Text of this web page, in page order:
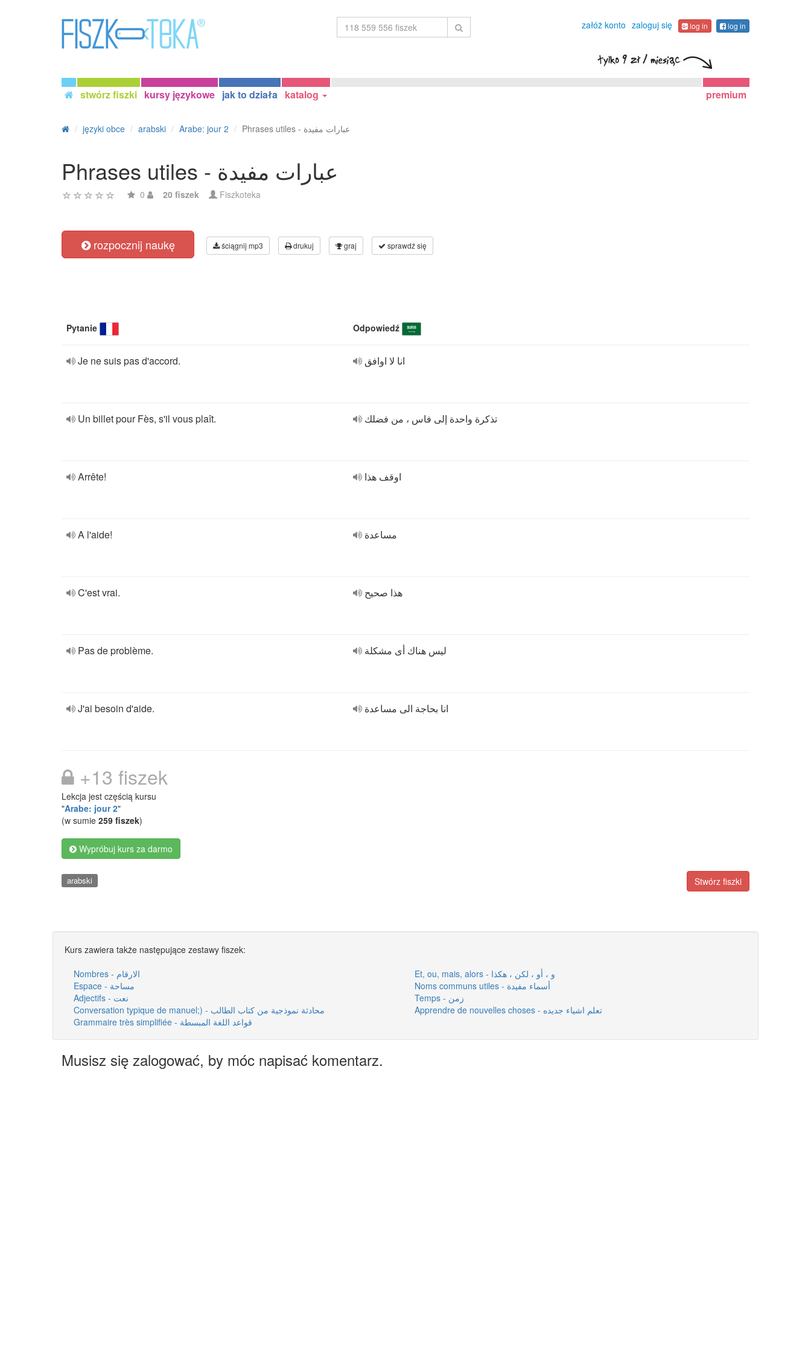
załóż konto zaloguj się log in log in
stwórz fiszki kursy językowe jak to działa katalog premium
języki obce arabski Arabe: jour 2 Phrases utiles - عبارات مفيدة
Phrases utiles - عبارات مفيدة
0 20 fiszek Fiszkoteka
rozpocznij naukę ściągnij mp3 drukuj graj sprawdź się
Pytanie Odpowiedź
Je ne suis pas d'accord. انا لا اوافق
Un billet pour Fès, s'il vous plaît. تذكرة واحدة إلى فاس ، من فضلك
Arrête! اوقف هذا
A l'aide! مساعدة
C'est vrai. هذا صحيح
Pas de problème. ليس هناك أى مشكلة
J'ai besoin d'aide. انا بحاجة الى مساعدة
+13 fiszek
Lekcja jest częścią kursu
"Arabe: jour 2"
(w sumie 259 fiszek)
Wypróbuj kurs za darmo
Stwórz fiszki
arabski
Kurs zawiera także następujące zestawy fiszek:
Nombres - الارقام
Et, ou, mais, alors - و ، أو ، لكن ، هكذا
Espace - مساحة
Noms communs utiles - أسماء مفيدة
Adjectifs - نعت
Temps - زمن
Conversation typique de manuel;) - محادثة نموذجية من كتاب الطالب
Apprendre de nouvelles choses - تعلم اشياء جديده
Grammaire très simplifiée - قواعد اللغة المبسطة
Musisz się zalogować, by móc napisać komentarz.